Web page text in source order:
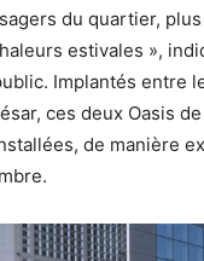
du quartier,
estivales »,
Implantés entre
ces deux Oasis
de manière